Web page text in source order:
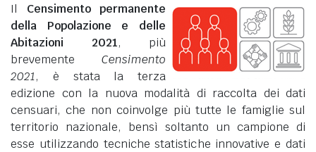
Il Censimento permanente
della Popolazione e delle
Abitazioni 2021, più
brevemente Censimento
2021, è stata la terza
edizione con la nuova modalità di raccolta dei dati
censuari, che non coinvolge più tutte le famiglie sul
territorio nazionale, bensì soltanto un campione di
esse utilizzando tecniche statistiche innovative e dati